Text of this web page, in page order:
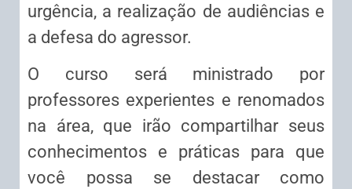
urgência, a realização de audiências e
a defesa do agressor.
O curso será ministrado por
professores experientes e renomados
na área, que irão compartilhar seus
conhecimentos e práticas para que
você possa se destacar como